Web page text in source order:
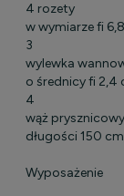
4 rozety
w wymiarze fi
3
wylewka
o średnicy fi 2,4
4
wąż
długości 150 cm
Wyposażenie